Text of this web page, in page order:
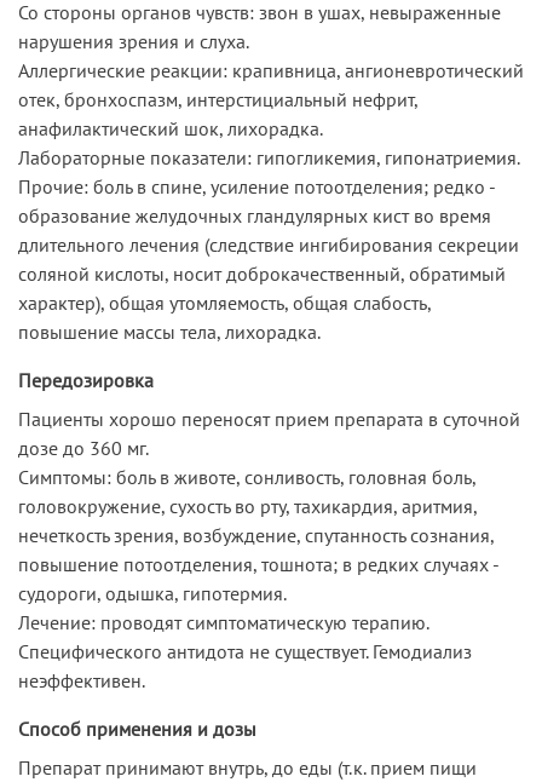
Со стороны органов чувств: звон в ушах, невыраженные
нарушения зрения и слуха.
Аллергические реакции: крапивница, ангионевротический
отек, бронхоспазм, интерстициальный нефрит,
анафилактический шок, лихорадка.
Лабораторные показатели: гипогликемия, гипонатриемия.
Прочие: боль в спине, усиление потоотделения; редко -
образование желудочных гландулярных кист во время
длительного лечения (следствие ингибирования секреции
соляной кислоты, носит доброкачественный, обратимый
характер), общая утомляемость, общая слабость,
повышение массы тела, лихорадка.
Передозировка
Пациенты хорошо переносят прием препарата в суточной
дозе до 360 мг.
Симптомы: боль в животе, сонливость, головная боль,
головокружение, сухость во рту, тахикардия, аритмия,
нечеткость зрения, возбуждение, спутанность сознания,
повышение потоотделения, тошнота; в редких случаях -
судороги, одышка, гипотермия.
Лечение: проводят симптоматическую терапию.
Специфического антидота не существует. Гемодиализ
неэффективен.
Способ применения и дозы
Препарат принимают внутрь, до еды (т.к. прием пищи